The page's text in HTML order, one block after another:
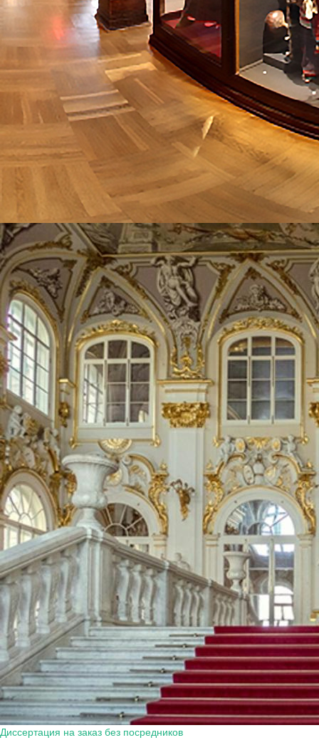
Диссертация на заказ без посредников